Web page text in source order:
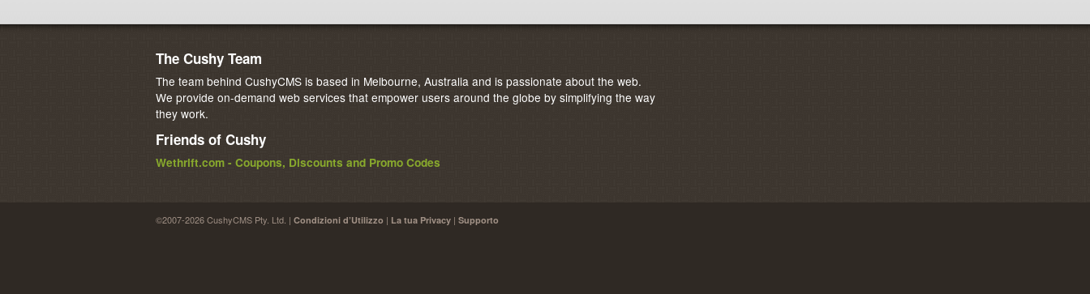
The Cushy Team
The team behind CushyCMS is based in Melbourne, Australia and is passionate about the web.
We provide on-demand web services that empower users around the globe by simplifying the way
they work.
Friends of Cushy
Wethrift.com - Coupons, Discounts and Promo Codes
©2007-2026 CushyCMS Pty. Ltd. | Condizioni d’Utilizzo | La tua Privacy | Supporto